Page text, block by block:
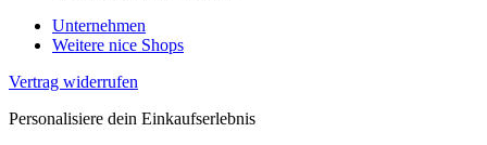
Unternehmen
Weitere nice Shops
Vertrag widerrufen
Personalisiere dein Einkaufserlebnis